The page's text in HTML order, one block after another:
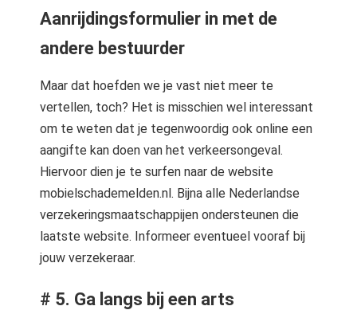
Aanrijdingsformulier in met de
andere bestuurder
Maar dat hoefden we je vast niet meer te
vertellen, toch? Het is misschien wel interessant
om te weten dat je tegenwoordig ook online een
aangifte kan doen van het verkeersongeval.
Hiervoor dien je te surfen naar de website
mobielschademelden.nl. Bijna alle Nederlandse
verzekeringsmaatschappijen ondersteunen die
laatste website. Informeer eventueel vooraf bij
jouw verzekeraar.
# 5. Ga langs bij een arts